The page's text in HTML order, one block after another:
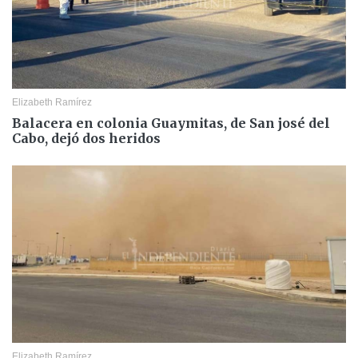
Elizabeth Ramírez
Balacera en colonia Guaymitas, de San josé del
Cabo, dejó dos heridos